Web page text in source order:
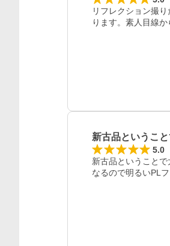
リフレクション撮
ります。素人目線
新古品というこ
5.0
新古品ということ
なるので明るいPL